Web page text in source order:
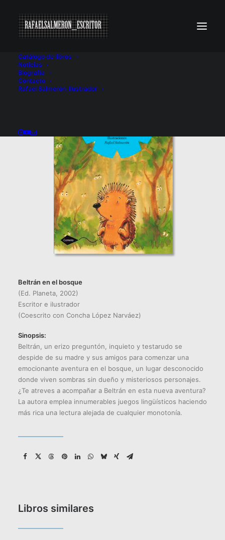
Catálogo de libros
Noticias
Biografía
Contacto
Rafael Salmerón_Ilustrador
Beltrán en el bosque
(Ed. Planeta, 2002)
Escritor e ilustrador
(Coescrito con Concha López Narváez)
Sinopsis:
Beltrán, un erizo preguntón, inquieto y testarudo se
despide de su madre y sus amigos para comenzar una
emocionante aventura en el bosque, un lugar desconocido
donde viven sombras sin dueño y misteriosos personajes.
¿Te atreves a acompañar a Beltrán en esta nueva aventura?
La autora emplea innumerables juegos lingüísticos haciendo
más rica una lectura alejada de cualquier monotonía.
Libros similares